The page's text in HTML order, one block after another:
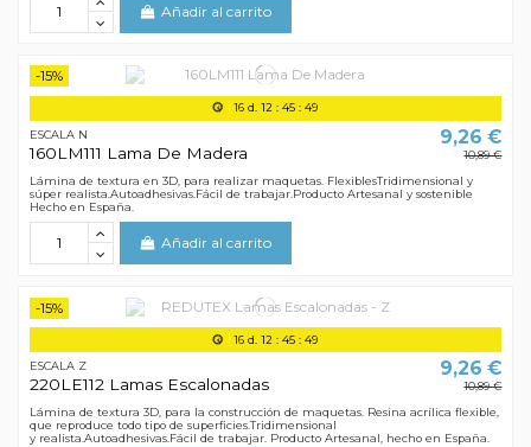
Añadir al carrito
-15%
16 d. 12 :45 :49
ESCALA N
160LM111 Lama De Madera
9,26 €
10,89 €
Lámina de textura en 3D, para realizar maquetas. FlexiblesTridimensional y
súper realista.Autoadhesivas.Fácil de trabajar.Producto Artesanal y sostenible
Hecho en España.
Añadir al carrito
-15%
16 d. 12 :45 :49
ESCALA Z
220LE112 Lamas Escalonadas
9,26 €
10,89 €
Lámina de textura 3D, para la construcción de maquetas. Resina acrílica flexible,
que reproduce todo tipo de superficies.Tridimensional
y realista.Autoadhesivas.Fácil de trabajar. Producto Artesanal, hecho en España.